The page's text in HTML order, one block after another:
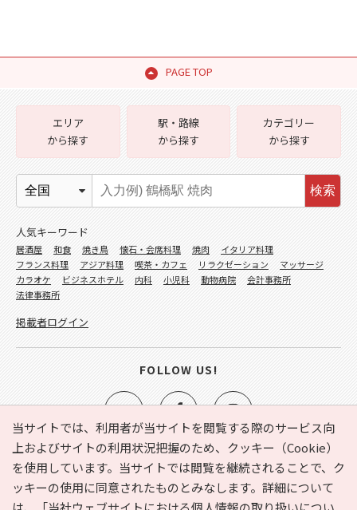
PAGE TOP
当サイトでは、利用者が当サイトを閲覧する際のサービス向
上およびサイトの利用状況把握のため、クッキー（Cookie）
を使用しています。当サイトでは閲覧を継続されることで、ク
ッキーの使用に同意されたものとみなします。詳細について
e-NAVITA（イーナビタ）とは？ お気に入り
ヘルプ
利用規約
個人情報の取り扱いについて 運営会社
エリア
から探す
駅・路線
から探す
カテゴリー
から探す
検索
人気キーワード
居酒屋 和食 焼き鳥 懐石・会席料理 焼肉
イタリア料理
フランス料理
アジア料理 喫茶・カフェ リラクゼーション
マッサージ
カラオケ
ビジネスホテル 内科 小児科 動物病院
会計事務所
法律事務所
掲載者ログイン
FOLLOW US!